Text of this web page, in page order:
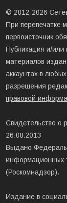
© 2012-2026
При перепечатке
первоисточник
Публикация и/или
материалов
аккаунтах в
разрешения
правовой
Свидетельство
26.08.2013
Выдано
информационных
(Роскомнадзор).
Издание в